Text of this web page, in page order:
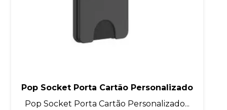
Pop Socket Porta Cartão Personalizado
Pop Socket Porta Cartão Personalizado...